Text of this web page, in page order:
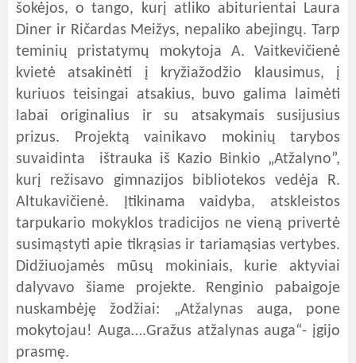
šokėjos, o tango, kurį atliko abiturientai Laura
Diner ir Ričardas Meižys, nepaliko abejingų. Tarp
teminių pristatymų mokytoja A. Vaitkevičienė
kvietė atsakinėti į kryžiažodžio klausimus, į
kuriuos teisingai atsakius, buvo galima laimėti
labai originalius ir su atsakymais susijusius
prizus. Projektą vainikavo mokinių tarybos
suvaidinta ištrauka iš Kazio Binkio „Atžalyno”,
kurį režisavo gimnazijos bibliotekos vedėja R.
Altukavičienė. Įtikinama vaidyba, atskleistos
tarpukario mokyklos tradicijos ne vieną privertė
susimąstyti apie tikrąsias ir tariamąsias vertybes.
Didžiuojamės mūsų mokiniais, kurie aktyviai
dalyvavo šiame projekte. Renginio pabaigoje
nuskambėję žodžiai: „Atžalynas auga, pone
mokytojau! Auga….Gražus atžalynas auga“- įgijo
prasmę.